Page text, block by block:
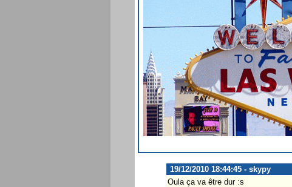
19/12/2010 18:44:45 - skypy
Oula ça va être dur :s